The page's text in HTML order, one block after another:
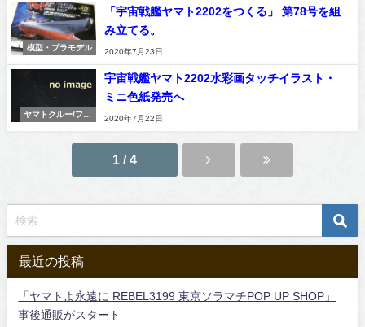
模型・プラモデル
「宇宙戦艦ヤマト2202をつくる」 第78号を組
み立てる。
2020年7月23日
ヤマトクルー/ファ
宇宙戦艦ヤマト2202水彩画タッチイラスト・
ミニ色紙発売へ
2020年7月22日
1 / 4
最近の投稿
「ヤマトよ永遠に REBEL3199 東京ソラマチPOP UP SHOP」
事後通販がスタート